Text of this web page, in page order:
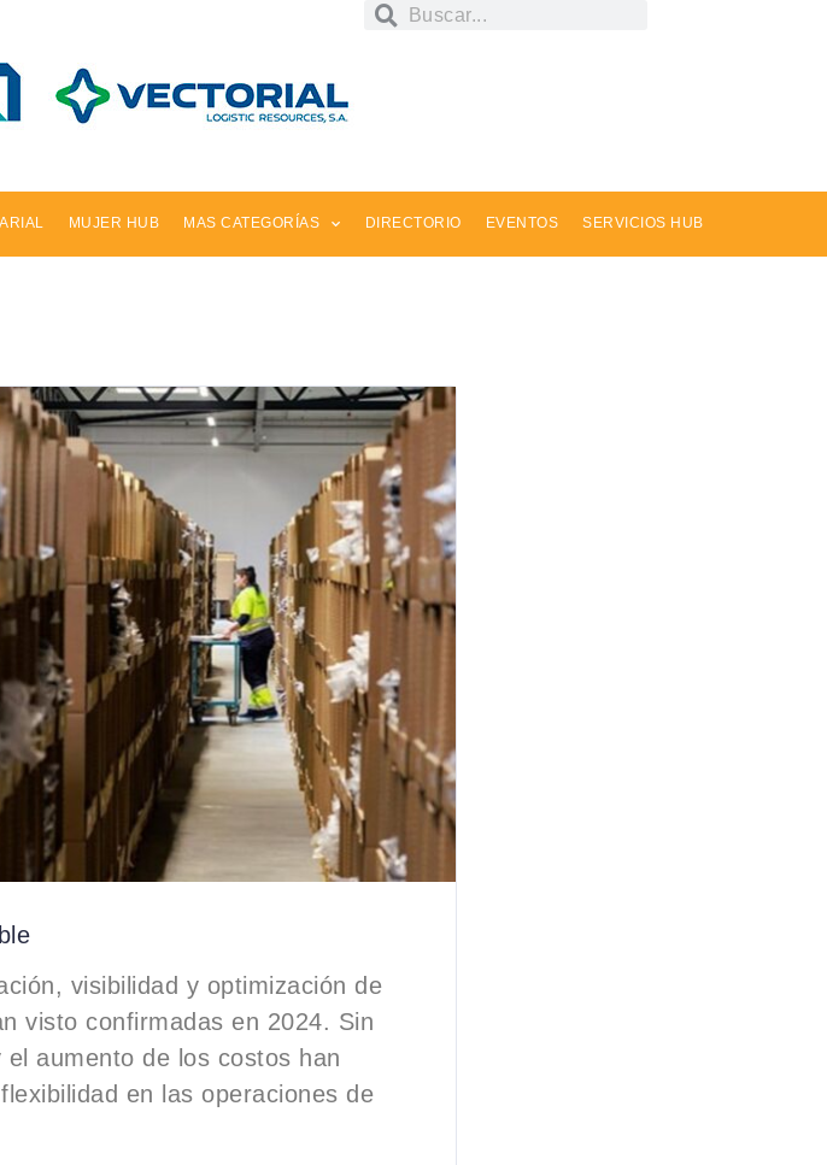
MUJER HUB MAS CATEGORÍAS DIRECTORIO EVENTOS SERVICIOS HUB
visibilidad y optimización de
visto confirmadas en 2024. Sin
aumento de los costos han
en las operaciones de